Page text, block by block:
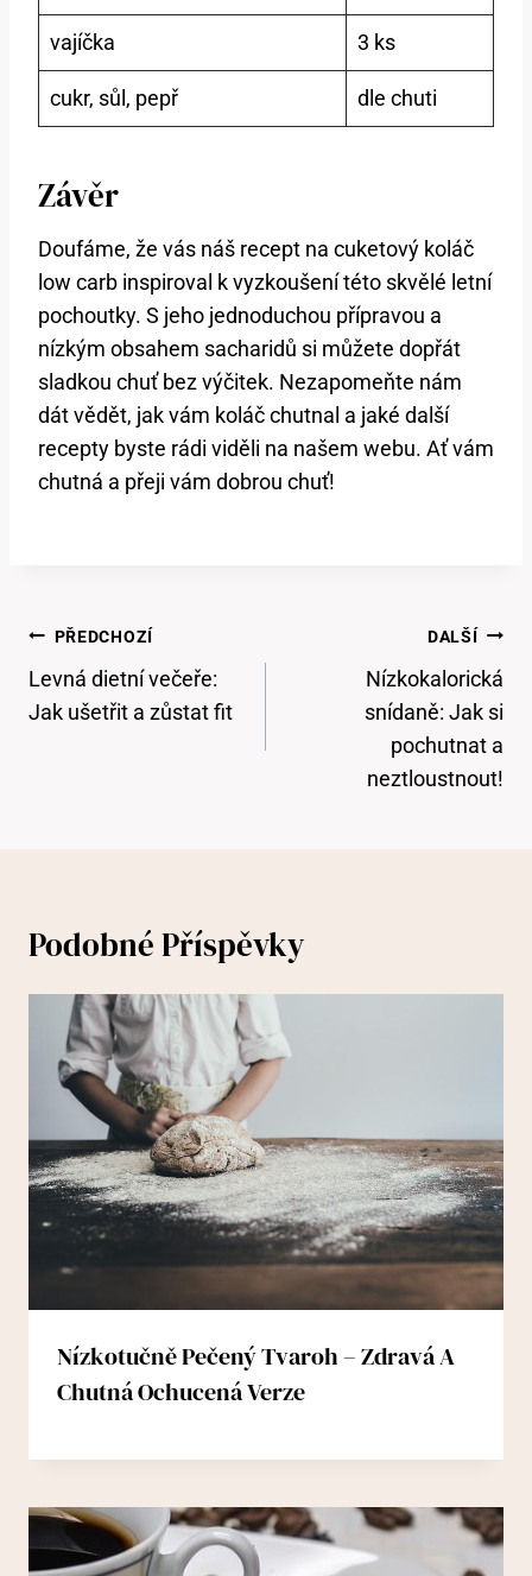
vajíčka 3 ⁤ks
cukr, sůl, pepř dle chuti
Závěr
Doufáme, že ⁣vás náš recept na ⁢cuketový koláč
low carb inspiroval k vyzkoušení této skvělé letní
pochoutky. S jeho jednoduchou přípravou a
nízkým obsahem sacharidů si můžete dopřát
sladkou⁢ chuť bez‍ výčitek. Nezapomeňte nám
dát vědět, jak vám koláč chutnal ​a jaké další
recepty byste rádi viděli na‍ našem webu. ⁤Ať vám
chutná a přeji vám dobrou chuť!
Navigace
Pro
Příspěvek
PŘEDCHOZÍ
Levná dietní večeře:
Jak ušetřit a zůstat fit
DALŠÍ
Nízkokalorická
snídaně: Jak si
pochutnat a
neztloustnout!
Podobné Příspěvky
Nízkotučně Pečený Tvaroh – Zdravá A
Chutná Ochucená Verze